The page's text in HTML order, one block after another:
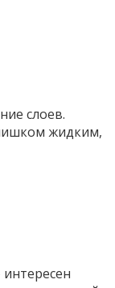
слоев.
жидким,